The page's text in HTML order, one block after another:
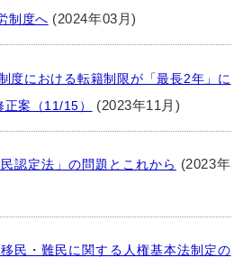
制度へ (2024年03月)
度における転籍制限が「最長2年」に
案（11/15）
(2023年11月)
認定法」の問題とこれから (2023年
民・難民に関する人権基本法制定の